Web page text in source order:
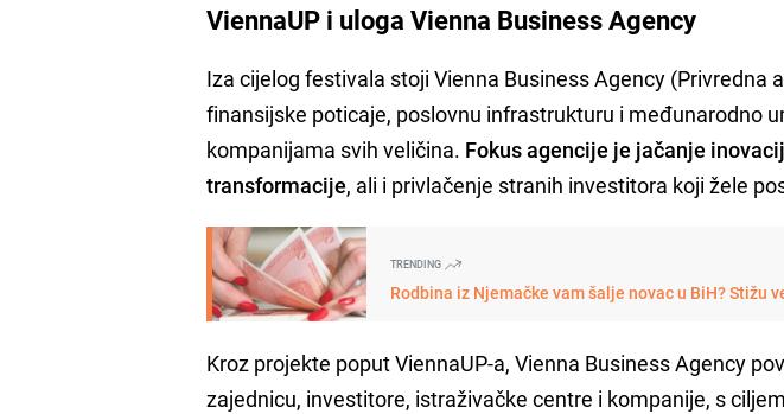
ViennaUP i uloga Vienna Business Agency
Iza cijelog festivala stoji Vienna Business Agency (Privredna
finansijske poticaje, poslovnu infrastrukturu i međunarodno
kompanijama svih veličina. Fokus agencije je jačanje
transformacije, ali i privlačenje stranih investitora koji žele
TRENDING
Rodbina iz Njemačke vam šalje novac u BiH? Stižu
Kroz projekte poput ViennaUP-a, Vienna Business Agency
zajednicu, investitore, istraživačke centre i kompanije, s